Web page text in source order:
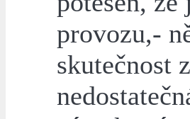
provozu,-
skutečnost